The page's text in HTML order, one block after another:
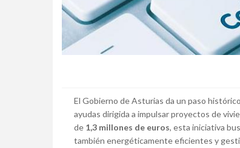
El Gobierno de Asturias da un paso
ayudas dirigida a impulsar proyectos de
de 1,3 millones de euros, esta iniciativa
también energéticamente eficientes y